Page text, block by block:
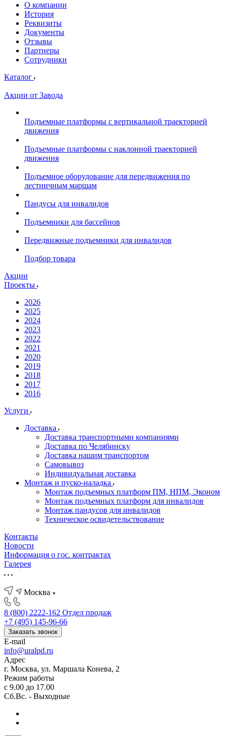
О компании
История
Реквизиты
Документы
Отзывы
Партнеры
Сотрудники
Каталог
Акции от Завода
Подъемные платформы с вертикальной траекторией
движения
Подъемные платформы с наклонной траекторией
движения
Подъемное оборудование для передвижения по
лестничным маршам
Пандусы для инвалидов
Подъемники для бассейнов
Передвижные подъемники для инвалидов
Подбор товара
Акции
Проекты
2026
2025
2024
2023
2022
2021
2020
2019
2018
2017
2016
Услуги
Доставка
Доставка транспортными компаниями
Доставка по Челябинску
Доставка нашим транспортом
Самовывоз
Индивидуальная доставка
Монтаж и пуско-наладка
Монтаж подъемных платформ ПМ, НПМ, Эконом
Монтаж подъемных платформ для инвалидов
Монтаж пандусов для инвалидов
Техническое освидетельствование
Контакты
Новости
Информация о гос. контрактах
Галерея
Москва
8 (800) 2222-162 Отдел продаж
+7 (495) 145-96-66
Заказать звонок
E-mail
info@uralpd.ru
Адрес
г. Москва, ул. Маршала Конева, 2
Режим работы
с 9.00 до 17.00
Сб.Вс. - Выходные